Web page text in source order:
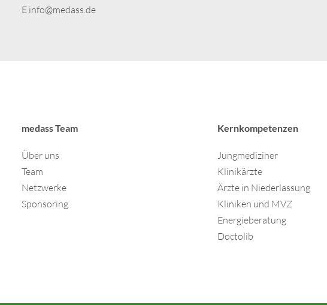
E info@medass.de
medass Team
Über uns
Team
Netzwerke
Sponsoring
Kernkompetenzen
Jungmediziner
Klinikärzte
Ärzte in Niederlassung
Kliniken und MVZ
Energieberatung
Doctolib